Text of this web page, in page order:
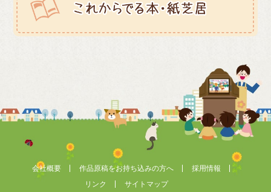
会社概要 作品原稿をお持ち込みの方へ
採用情報
リンク
サイトマップ